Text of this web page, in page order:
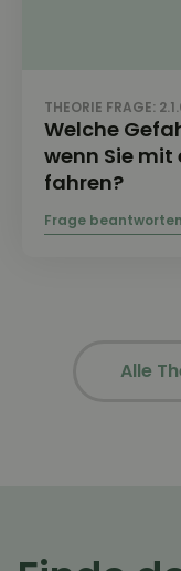
THEORIE FRAGE:
Welche
wenn Sie
fahren?
Alle